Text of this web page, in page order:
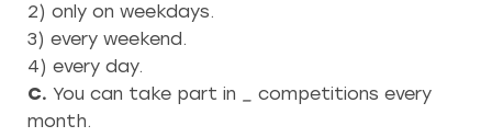
2) only on weekdays.
3) every weekend.
4) every day.
C. You can take part in
competitions every
month.